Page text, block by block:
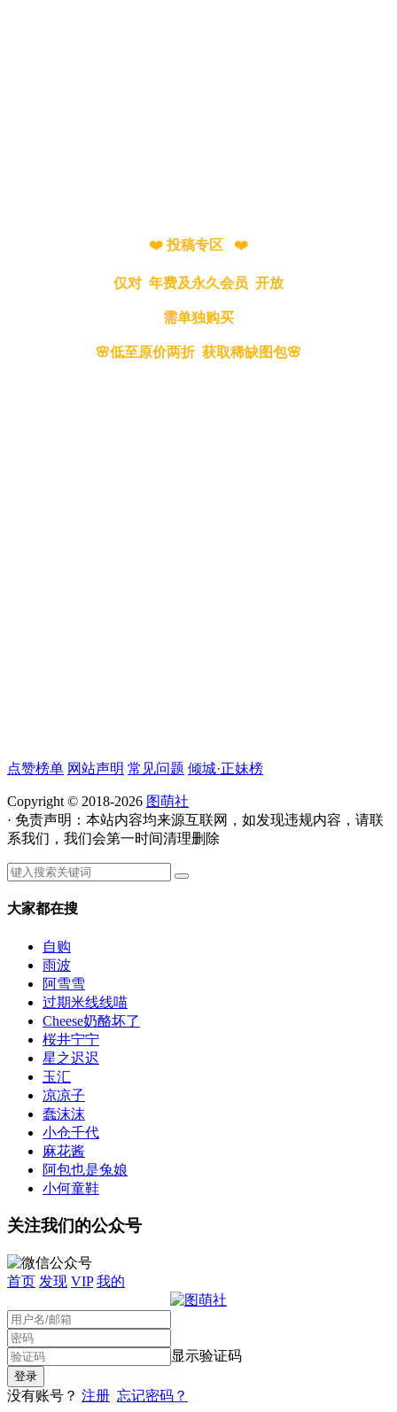
❤️ 投稿专区 ❤️
仅对 年费及永久会员 开放
需单独购买
🌸低至原价两折 获取稀缺图包🌸
点赞榜单 网站声明 常见问题 倾城·正妹榜
Copyright © 2018-2026 图萌社
· 免责声明：本站内容均来源互联网，如发现违规内容，请联
系我们，我们会第一时间清理删除
大家都在搜
自购
雨波
阿雪雪
过期米线线喵
Cheese奶酪坏了
桜井宁宁
星之迟迟
玉汇
凉凉子
蠢沫沫
小仓千代
麻花酱
阿包也是兔娘
小何童鞋
关注我们的公众号
首页 发现 VIP 我的
显示验证码
没有账号？ 注册 忘记密码？